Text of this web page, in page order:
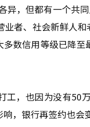
异，但都有一个共
者、社会新鲜人
数信用等级已降
，也因为没有50
，银行再签约也会